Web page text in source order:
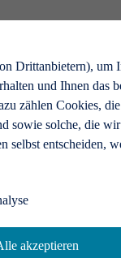
Drittanbietern), um
und Ihnen das
zählen Cookies,
sowie solche, die
selbst entscheiden,
akzeptieren